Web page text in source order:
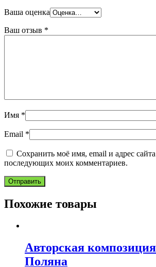
Ваша оценка
Ваш отзыв *
Имя *
Email *
Сохранить моё имя, email и адрес
последующих моих комментариев.
Похожие товары
Авторская
Поляна